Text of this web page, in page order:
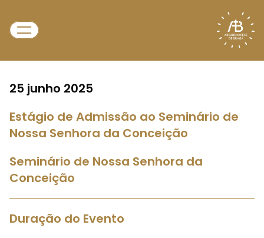
25 junho 2025
Estágio de Admissão ao Seminário de
Nossa Senhora da Conceição
Seminário de Nossa Senhora da
Conceição
Duração do Evento